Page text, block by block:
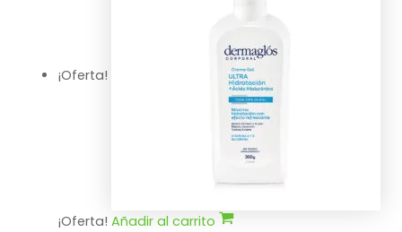
¡Oferta!
¡Oferta! Añadir al carrito